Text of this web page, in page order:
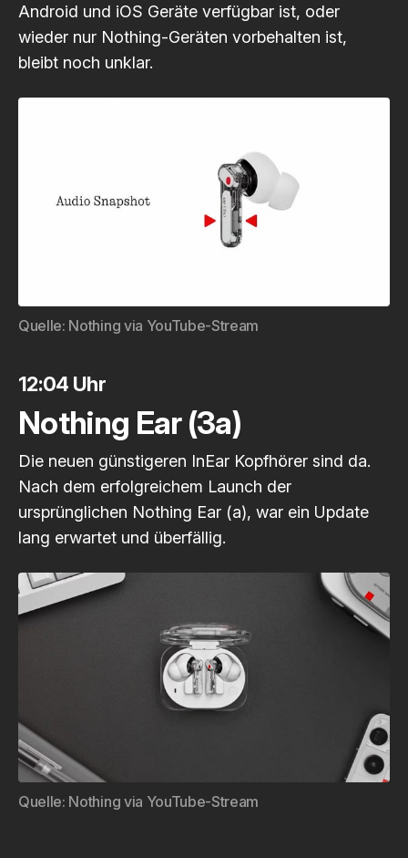
Android und iOS Geräte verfügbar ist, oder
wieder nur Nothing-Geräten vorbehalten ist,
bleibt noch unklar.
Quelle: Nothing via YouTube-Stream
12:04 Uhr
Nothing Ear (3a)
Die neuen günstigeren InEar Kopfhörer sind da.
Nach dem erfolgreichem Launch der
ursprünglichen Nothing Ear (a), war ein Update
lang erwartet und überfällig.
Quelle: Nothing via YouTube-Stream